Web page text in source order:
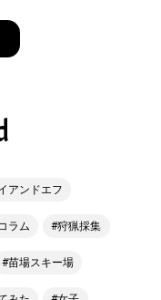
アンドエフ
ラム 狩猟採集
苗場スキー場